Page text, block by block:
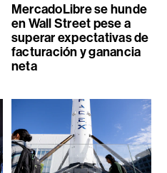
MercadoLibre se hunde
en Wall Street pese a
superar expectativas de
facturación y ganancia
neta